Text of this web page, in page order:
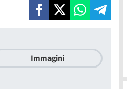
Immagini